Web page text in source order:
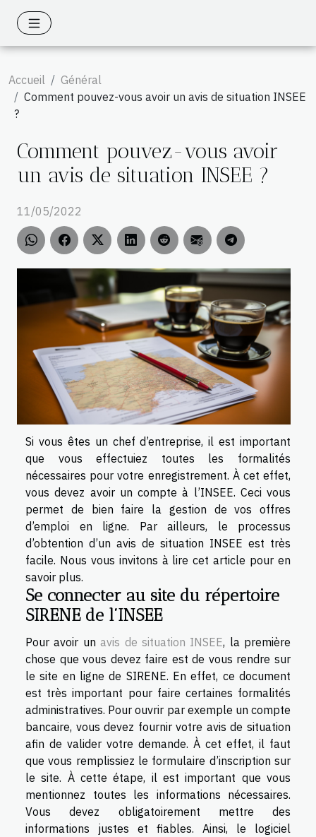
Accueil
Général
Comment pouvez-vous avoir un avis de situation INSEE
?
Comment pouvez-vous avoir
un avis de situation INSEE ?
11/05/2022
Si vous êtes un chef d’entreprise, il est important
que vous effectuiez toutes les formalités
nécessaires pour votre enregistrement. À cet effet,
vous devez avoir un compte à l’INSEE. Ceci vous
permet de bien faire la gestion de vos offres
d’emploi en ligne. Par ailleurs, le processus
d’obtention d’un avis de situation INSEE est très
facile. Nous vous invitons à lire cet article pour en
savoir plus.
Se connecter au site du répertoire
SIRENE de l’INSEE
Pour avoir unavis de situation INSEE, la première
chose que vous devez faire est de vous rendre sur
le site en ligne de SIRENE. En effet, ce document
est très important pour faire certaines formalités
administratives. Pour ouvrir par exemple un compte
bancaire, vous devez fournir votre avis de situation
afin de valider votre demande. À cet effet, il faut
que vous remplissiez le formulaire d’inscription sur
le site. À cette étape, il est important que vous
mentionnez toutes les informations nécessaires.
Vous devez obligatoirement mettre des
informations justes et fiables. Ainsi, le logiciel